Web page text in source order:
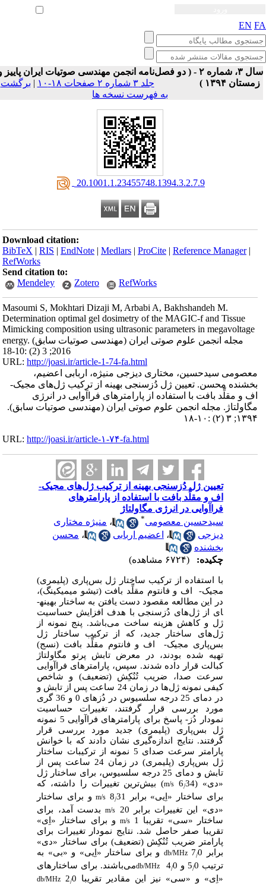
ورود خودکار
EN
سال ۳، شماره ۲ - ( دو فصل‌نامه انجمن مهندسی صوتیات ايران پاییز و
زمستان ۱۳۹۴ )
جلد ۳ شماره ۲ صفحات ۱۸-۱۰ | برگشت
به فهرست نسخه ها
‎ 20.1001.1.23455748.1394.3.2.7.9
Download citation:
BibTeX |RIS |EndNote |Medlars |ProCite |Reference Manager
RefWorks
Send citation to:
Mendeley
Zotero RefWorks
Masoumi S, Mokhtari Dizaji M, Arbabi A, Bakhshandeh M.
Determination optimal gel dosimetry of the MAGIC-f and Tissue
Mimicking composition using ultrasonic parameters in megavoltage
energy. مجله انجمن علوم صوتی ایران (مهندسی صوتیات سابق)
2016; 3 (2) :10-18
URL:http://joasi.ir/article-1-74-fa.html
معصومی سیدحسین، مختاری دیزجی منیژه، اربابی اعضیم،
بخشنده محسن. تعیین ژل دُزسنجی بهینه از ترکیب ژل‌های مجیک-
اف و مقلِّد بافت با استفاده از پارامترهای فراآوایی در انرژی
مگاولتاژ. مجله انجمن علوم صوتی ایران (مهندسی صوتیات سابق).
۱۳۹۴; ۳ (۲) :۱۰-۱۸
URL:http://joasi.ir/article-۱-۷۴-fa.html
تعیین ژل دُزسنجی بهینه از ترکیب ژل‌های مجیک-
اف و مقلِّد بافت با استفاده از پارامترهای
فراآوایی در انرژی مگاولتاژ
سیدحسین معصومی
،منیژه مختاری
دیزجی
،اعضیم اربابی ،محسن
بخشنده
چکیده:
با استفاده از ترکیب ساختار ژل بس‌پاری (پلیمری)
مجیک-
اف و فانتوم مقلِّد بافت (تیشو میمیکینگ)،
در این مطالعه مقصود دست یافتن به ساختار بهینه­
ای از ژل‌های دُزسنجی با هدف افزایش حساسیت
ژل و کاهش هزینه ساخت می‌باشد. پنج نمونه از
ژل‌های ساختار جدید، که از ترکیب ساختار ژل
بس‌پاری مجیک-
اف و فانتوم مقلِّد بافت (نسج)
تهیه شده بودند، در معرض تابش پرتو مگاولتاژ
کبالت قرار داده شدند. سپس، پارامترهای فراآوایی
سرعت صدا، ضریب تُنُکِش (تضعیف) و شاخص
کیفی نمونه ژل‌ها در زمان 24 ساعت پس از تابش و
در دمای 25 درجه سلسیوس در دُزهای 0 و 36 گری
مورد بررسی قرار گرفتند، تغییرات حساسیت
نمودار دُز- پاسخ برای پارامترهای فراآوایی 5 نمونه
ژل بس‌پاری (پلیمری) جدید مورد بررسی قرار
گرفتند. نتایج اندازه‌گیری نشان دادند که با خوانش
پارامتر سرعت صدای 5 نمونه از ترکیبات ساختار
ژل بس‌پاری (پلیمری) در زمان 24 ساعت پس از
تابش و دمای 25 درجه سلسیوس، برای ساختار ژل
«دی» (6
/34
m/s) بیش‌ترین تغییرات را داشته، که
برای ساختار «اِیی» برابر 8
/31
m/sو برای ساختار
«دی» این تغییرات برابر
20
m/sبدست آمد، برای
ساختار «سی» تقریبا 1
m/sو برای ساختار «اِی»
تقریبا صفر حاصل شد. نتایج نمودار تغییرات برای
پارامتر ضریب تُنُکِش (تضعیف) برای ساختار «دی»
برابر 7
db/MHzو برای ساختار «اِیی» و «بی» به
ترتیب 5
/ 0 و 4 / 0
db/MHzمی‌باشند. برای ساختارهای
«اِی» و «سی» نیز این مقادیر تقریبا 20
db/MHz